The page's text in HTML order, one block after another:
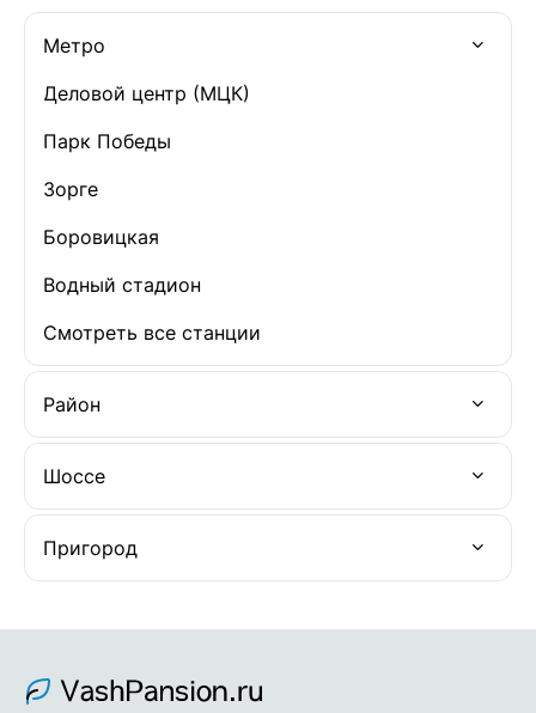
Метро
Деловой центр (МЦК)
Парк Победы
Зорге
Боровицкая
Водный стадион
Смотреть все станции
Район
Шоссе
Пригород